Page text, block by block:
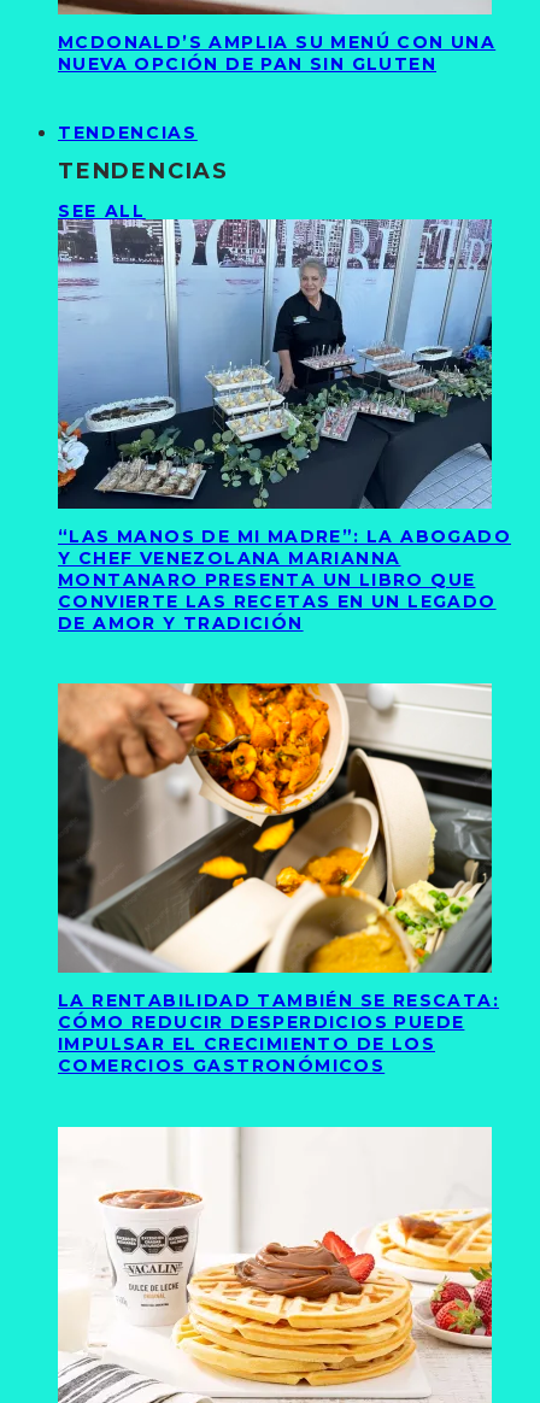
MCDONALD’S AMPLIA SU MENÚ CON UNA
NUEVA OPCIÓN DE PAN SIN GLUTEN
TENDENCIAS
TENDENCIAS
SEE ALL
“LAS MANOS DE MI MADRE”: LA ABOGADO
Y CHEF VENEZOLANA MARIANNA
MONTANARO PRESENTA UN LIBRO QUE
CONVIERTE LAS RECETAS EN UN LEGADO
DE AMOR Y TRADICIÓN
LA RENTABILIDAD TAMBIÉN SE RESCATA:
CÓMO REDUCIR DESPERDICIOS PUEDE
IMPULSAR EL CRECIMIENTO DE LOS
COMERCIOS GASTRONÓMICOS